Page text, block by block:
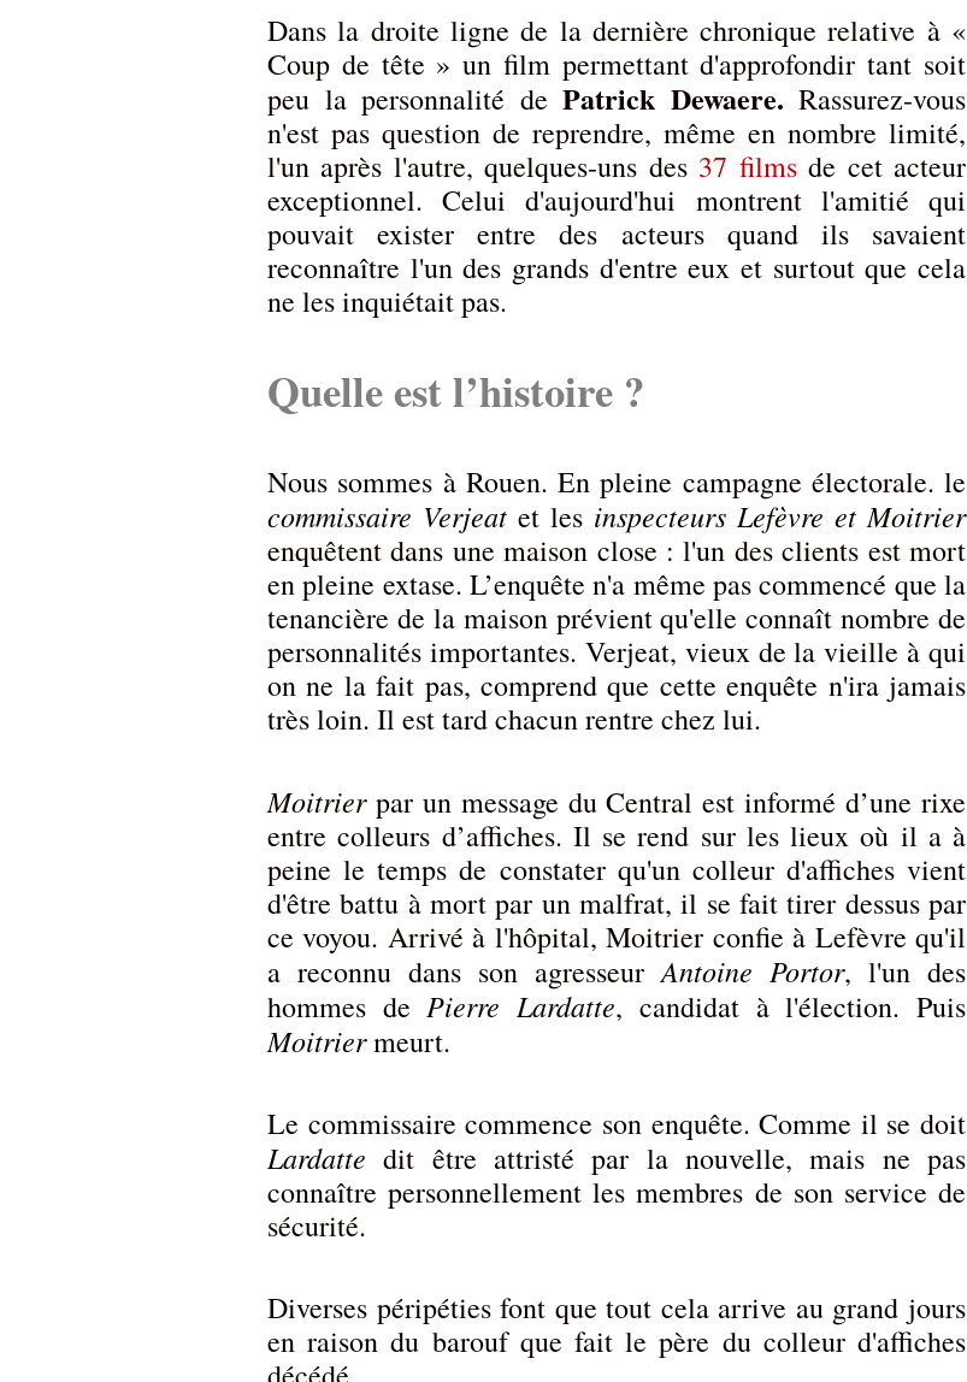
Dans la droite ligne de la dernière chronique relative à «
Coup de tête » un film permettant d'approfondir tant soit
peu la personnalité de Patrick Dewaere. Rassurez-vous
n'est pas question de reprendre, même en nombre limité,
l'un après l'autre, quelques-uns des 37 filmsde cet acteur
exceptionnel. Celui d'aujourd'hui montrent l'amitié qui
pouvait exister entre des acteurs quand ils savaient
reconnaître l'un des grands d'entre eux et surtout que cela
ne les inquiétait pas.
Quelle est l’histoire ?
Nous sommes à Rouen. En pleine campagne électorale. le
commissaire Verjeat et les inspecteurs Lefèvre et Moitrier
enquêtent dans une maison close : l'un des clients est mort
en pleine extase. L’enquête n'a même pas commencé que la
tenancière de la maison prévient qu'elle connaît nombre de
personnalités importantes. Verjeat, vieux de la vieille à qui
on ne la fait pas, comprend que cette enquête n'ira jamais
très loin. Il est tard chacun rentre chez lui.
Moitrierpar un message du Central est informé d’une rixe
entre colleurs d’affiches. Il se rend sur les lieux où il a à
peine le temps de constater qu'un colleur d'affiches vient
d'être battu à mort par un malfrat, il se fait tirer dessus par
ce voyou. Arrivé à l'hôpital, Moitrier confie à Lefèvre qu'il
a reconnu dans son agresseurAntoine Portor, l'un des
hommes dePierre Lardatte, candidat à l'élection. Puis
Moitriermeurt.
Le commissaire commence son enquête. Comme il se doit
Lardattedit être attristé par la nouvelle, mais ne pas
connaître personnellement les membres de son service de
sécurité.
Diverses péripéties font que tout cela arrive au grand jours
en raison du barouf que fait le père du colleur d'affiches